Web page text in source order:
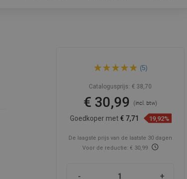
zeepbakje 80 cm, goud -
(5)
Catalogusprijs: € 38,70
€ 30,99(incl. btw)
Goedkoper met € 7,71 19,92%
De laagste prijs van de laatste 30 dagen
Voor de reductie: € 30,99
- +